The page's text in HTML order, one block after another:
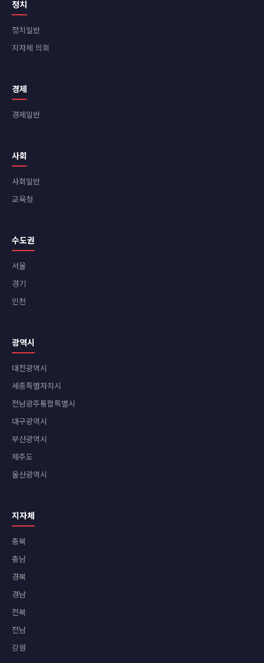
정치
정치일반
지자체 의회
경제
경제일반
사회
사회일반
교육청
수도권
서울
경기
인천
광역시
대전광역시
세종특별자치시
전남광주통합특별시
대구광역시
부산광역시
제주도
울산광역시
지자체
충북
충남
경북
경남
전북
전남
강원